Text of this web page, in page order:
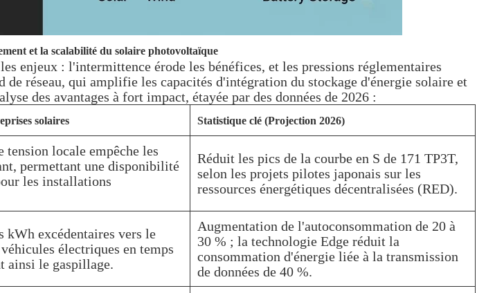
et la scalabilité du solaire photovoltaïque
enjeux : l'intermittence érode les bénéfices, et les pressions réglementaires
réseau, qui amplifie les capacités d'intégration du stockage d'énergie solaire et
des avantages à fort impact, étayée par des données de 2026 :
solaires Statistique clé (Projection 2026)
tension locale empêche les
permettant une disponibilité
les installations
Réduit les pics de la courbe en S de 171 TP3T,
selon les projets pilotes japonais sur les
ressources énergétiques décentralisées (RED).
excédentaires vers le
électriques en temps
ainsi le gaspillage.
Augmentation de l'autoconsommation de 20 à
30 % ; la technologie Edge réduit la
consommation d'énergie liée à la transmission
de données de 40 %.